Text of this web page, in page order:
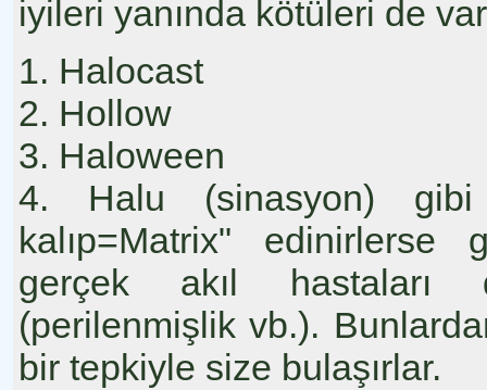
iyileri yanında kötüleri de
1. Halocast
2. Hollow
3. Haloween
4. Halu (sinasyon) gibi
kalıp=Matrix" edinirlerse
gerçek akıl hastaları
(perilenmişlik vb.).
bir tepkiyle size bulaşırlar.